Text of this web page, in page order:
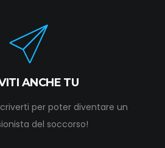
ANCHE TU
per poter diventare un
del soccorso!